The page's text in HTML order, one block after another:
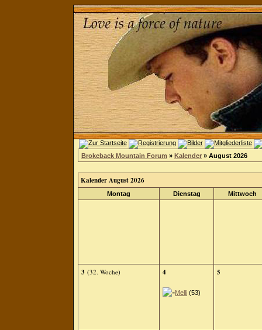
Brokeback Mountain Forum » Kalender » August 2026
Kalender August 2026
Montag Dienstag Mittwoch
3 (32. Woche) 4
Melli (53)
5